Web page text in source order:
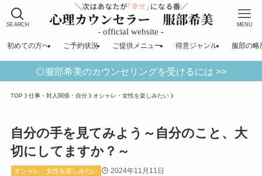
SEARCH MENU
初めての方へ ご予約状況 ご提供メニュー 得意ジャンル 服部の略
◎服部希美のカウンセリングを受けるには >>
TOP 仕事・対人関係・自分 オシャレ・女性を楽しみたい
自分の手を見てみよう～自分のこと、大
切にしてますか？～
オシャレ・女性を楽しみたい 2024年11月11日